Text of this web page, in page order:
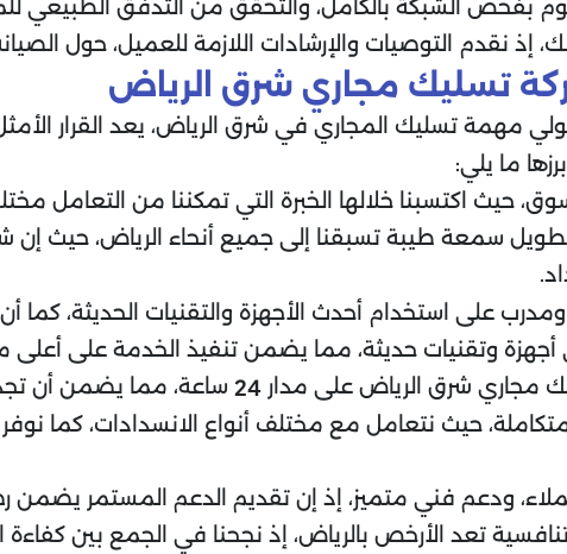
بفحص الشبكة بالكامل، والتحقق من التدفق الطبيعي
إذ نقدم التوصيات والإرشادات اللازمة للعميل، حول
تسليك مجاري شرق الرياض
مهمة تسليك المجاري في شرق الرياض، يعد القرار
ما يلي:
حيث اكتسبنا خلالها الخبرة التي تمكننا من التعامل
الطويل سمعة طيبة تسبقنا إلى جميع أنحاء الرياض، حيث
على استخدام أحدث الأجهزة والتقنيات الحديثة، كما
وتقنيات حديثة، مما يضمن تنفيذ الخدمة على
مجاري شرق الرياض على مدار 24 ساعة، مما يضمن أن
حيث نتعامل مع مختلف أنواع الانسدادات، كما
ودعم فني متميز، إذ إن تقديم الدعم المستمر يضمن
تعد الأرخص بالرياض، إذ نجحنا في الجمع بين كفاءة